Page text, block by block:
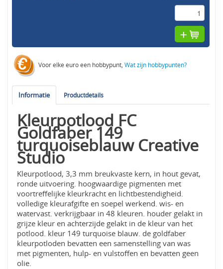
Voor elke euro een hobbypunt,Wat zijn hobbypunten?
Informatie Productdetails
Kleurpotlood FC
Goldfaber 149
turquoiseblauw Creative
Studio
Kleurpotlood, 3,3 mm breukvaste kern, in hout gevat,
ronde uitvoering. hoogwaardige pigmenten met
voortreffelijke kleurkracht en lichtbestendigheid.
volledige kleurafgifte en soepel werkend. wis- en
watervast. verkrijgbaar in 48 kleuren. houder gelakt in
grijze kleur en achterzijde gelakt in de kleur van het
potlood. kleur 149 turquoise blauw. de goldfaber
kleurpotloden bevatten een samenstelling van was
met pigmenten, hulp- en vulstoffen en bevatten geen
olie.